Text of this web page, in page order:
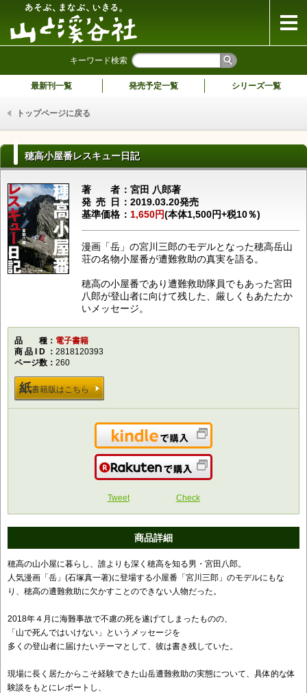
キーワード検索
最新刊一覧 発売予定一覧 シリーズ一覧
トップページに戻る
穂高小屋番レスキュー日記
著者宮田 八郎著
発売日 2019.03.20発売
基準価格
1,650円(本体1,500円+税10％)
漫画「岳」の宮川三郎のモデルとなった穂高岳山
荘の名物小屋番が遭難救助の真実を語る。
穂高の小屋番であり遭難救助隊員でもあった宮田
八郎が登山者に向けて残した、厳しくもあたたか
いメッセージ。
品種電子書籍
商品ID
2818120393
ページ数
260
紙書籍版はこちら
Kindleで購入
楽天で購入
Tweet Check
商品詳細
穂高の山小屋に暮らし、誰よりも深く穂高を知る男・宮田八郎。
人気漫画「岳」(石塚真一著)に登場する小屋番「宮川三郎」のモデルにもな
り、穂高の遭難救助に欠かすことのできない人物だった。
2018年４月に海難事故で不慮の死を遂げてしまったものの、
「山で死んではいけない」というメッセージを
多くの登山者に届けたいテーマとして、彼は書き残していた。
現場に長く居たからこそ経験できた山岳遭難救助の実態について、具体的な体
験談をもとにレポートし、